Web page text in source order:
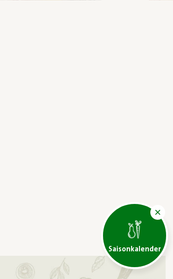
Saisonkalender